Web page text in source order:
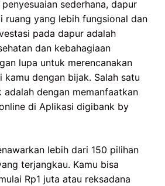
sederhana, dapur
ruang yang lebih fungsional dan
pada dapur adalah
dan kebahagiaan
lupa untuk merencanakan
kamu dengan bijak. Salah satu
dengan memanfaatkan
di Aplikasi digibank by
lebih dari 150 pilihan
terjangkau. Kamu bisa
Rp1 juta atau reksadana